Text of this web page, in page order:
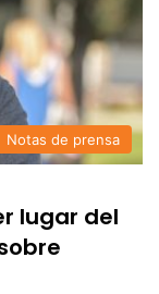
Notas de prensa
lugar del